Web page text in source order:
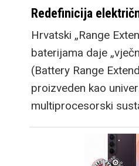
Redefinicija
Hrvatski „Range
baterijama daje
(Battery Range
proizveden kao
multiprocesorski